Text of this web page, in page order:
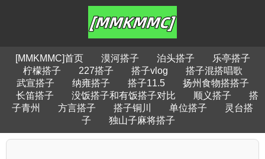
[MMKMMC]首页 漠河搭子 泊头搭子
乐亭搭子
柠檬搭子
227搭子 搭子vlog
搭子混搭唱歌
武宣搭子
纳雍搭子 搭子11.5
扬州食物搭搭子
长笛搭子
没饭搭子和有饭搭子对比 顺义搭子
搭
子青州
方言搭子 搭子铜川 单位搭子
灵台搭
子
独山子麻将搭子